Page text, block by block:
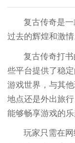
复古传奇是
过去的辉煌和激
复古传奇打
些平台提供了稳
游戏世界，与其
地点还是外出旅
能够畅享游戏的乐
玩家只需在